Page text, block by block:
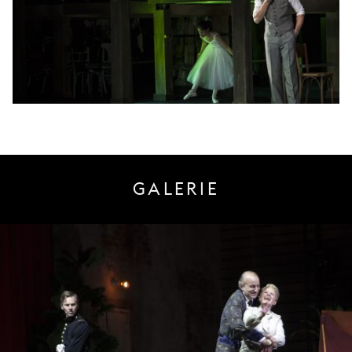
GALERIE